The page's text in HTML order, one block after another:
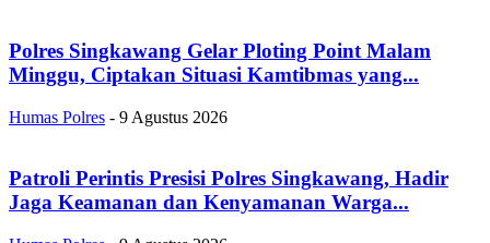
Polres Singkawang Gelar Ploting Point Malam
Minggu, Ciptakan Situasi Kamtibmas yang...
Humas Polres - 9 Agustus 2026
Patroli Perintis Presisi Polres Singkawang, Hadir
Jaga Keamanan dan Kenyamanan Warga...